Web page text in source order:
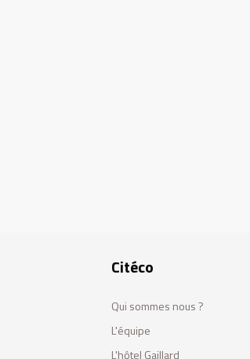
Citéco
Qui sommes nous ?
L'équipe
L'hôtel Gaillard